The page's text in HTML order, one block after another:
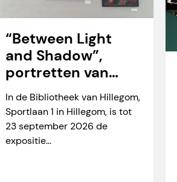
“Between Light
and Shadow”,
portretten van
Martien Okkerse
In de Bibliotheek van Hillegom,
Sportlaan 1 in Hillegom, is tot
23 september 2026 de
expositie...